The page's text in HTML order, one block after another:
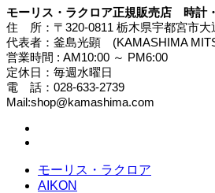
モーリス・ラクロア正規販売店 時計
住 所：〒320-0811 栃木県宇都宮市大
代表者：釜島光顕 (KAMASHIMA
営業時間 : AM10:00 ～ PM6:00
定休日：毎週水曜日
電 話：028-633-2739
Mail:shop@kamashima.com
モーリス・ラクロア
AIKON